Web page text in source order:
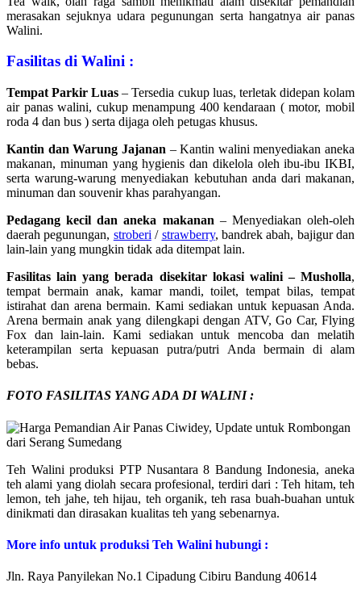
merasakan sejuknya udara pegunungan serta hangatnya air panas
Walini.
Fasilitas di Walini :
Tempat Parkir Luas – Tersedia cukup luas, terletak didepan kolam
air panas walini, cukup menampung 400 kendaraan ( motor, mobil
roda 4 dan bus ) serta dijaga oleh petugas khusus.
Kantin dan Warung Jajanan – Kantin walini menyediakan aneka
makanan, minuman yang hygienis dan dikelola oleh ibu-ibu IKBI,
serta warung-warung menyediakan kebutuhan anda dari makanan,
minuman dan souvenir khas parahyangan.
Pedagang kecil dan aneka makanan – Menyediakan oleh-oleh
daerah pegunungan, stroberi / strawberry, bandrek abah, bajigur dan
lain-lain yang mungkin tidak ada ditempat lain.
Fasilitas lain yang berada disekitar lokasi walini – Musholla,
tempat bermain anak, kamar mandi, toilet, tempat bilas, tempat
istirahat dan arena bermain. Kami sediakan untuk kepuasan Anda.
Arena bermain anak yang dilengkapi dengan ATV, Go Car, Flying
Fox dan lain-lain. Kami sediakan untuk mencoba dan melatih
keterampilan serta kepuasan putra/putri Anda bermain di alam
bebas.
FOTO FASILITAS YANG ADA DI WALINI :
Teh Walini produksi PTP Nusantara 8 Bandung Indonesia, aneka
teh alami yang diolah secara profesional, terdiri dari : Teh hitam, teh
lemon, teh jahe, teh hijau, teh organik, teh rasa buah-buahan untuk
dinikmati dan dirasakan kualitas teh yang sebenarnya.
More info untuk produksi Teh Walini hubungi :
Jln. Raya Panyilekan No.1 Cipadung Cibiru Bandung 40614